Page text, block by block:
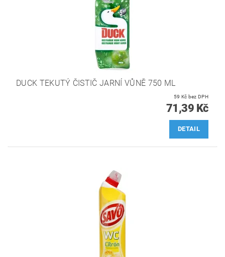
DUCK TEKUTÝ ČISTIČ JARNÍ VŮNĚ 750 ML
59 Kč bez DPH
71,39 Kč
DETAIL